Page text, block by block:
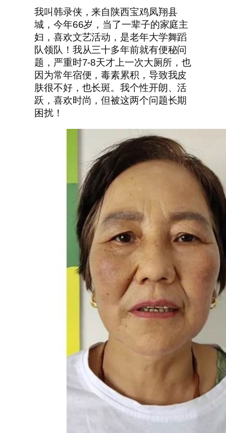
我叫韩录侠，来自陕西宝鸡凤翔县
城，今年66岁，当了一辈子的家庭主
妇，喜欢文艺活动，是老年大学舞蹈
队领队！我从三十多年前就有便秘问
题，严重时7-8天才上一次大厕所，也
因为常年宿便，毒素累积，导致我皮
肤很不好，也长斑。我个性开朗、活
跃，喜欢时尚，但被这两个问题长期
困扰！